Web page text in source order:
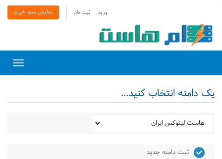
ورود ثبت نام نمایش سبد خرید
یک دامنه انتخاب کنید...
ثبت دامنه جدید